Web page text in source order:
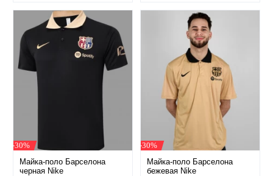
-30%
Майка-поло Барселона
черная Nike
-30%
Майка-поло Барселона
бежевая Nike